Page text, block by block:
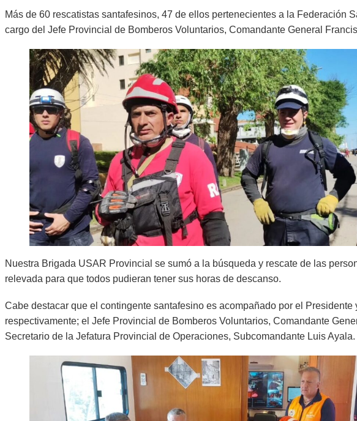
Más de 60 rescatistas santafesinos, 47 de ellos pertenecientes a la Federación
cargo del Jefe Provincial de Bomberos Voluntarios, Comandante General
Nuestra Brigada USAR Provincial se sumó a la búsqueda y rescate de las
relevada para que todos pudieran tener sus horas de descanso.
Cabe destacar que el contingente santafesino es acompañado por el
respectivamente; el Jefe Provincial de Bomberos Voluntarios, Comandante
Secretario de la Jefatura Provincial de Operaciones, Subcomandante Luis Ayala.